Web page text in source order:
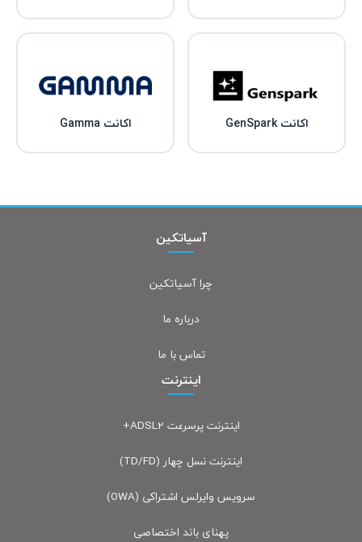
اکانت GenSpark اکانت Gamma
آسیاتکین
چرا آسیاتکین
درباره ما
تماس با ما
اینترنت
اینترنت پرسرعت ADSL2+
اینترنت نسل چهار (TD/FD)
سرویس وایرلس اشتراکی (OWA)
پهنای باند اختصاصی